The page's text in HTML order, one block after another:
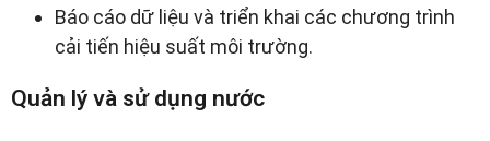
Báo cáo dữ liệu và triển khai các chương trình
cải tiến hiệu suất môi trường.
Quản lý và sử dụng nước